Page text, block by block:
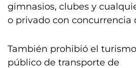
gimnasios, clubes y
o privado con concurrencia
También prohibió el
público de transporte de